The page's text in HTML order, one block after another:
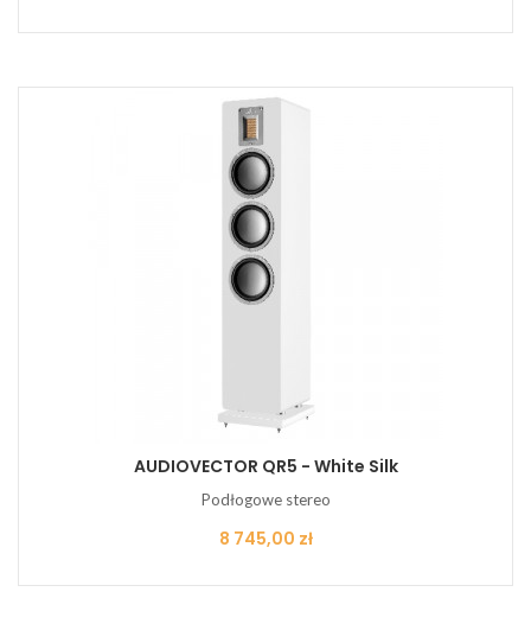
AUDIOVECTOR QR5 - White Silk
Podłogowe stereo
Cena
8 745,00 zł